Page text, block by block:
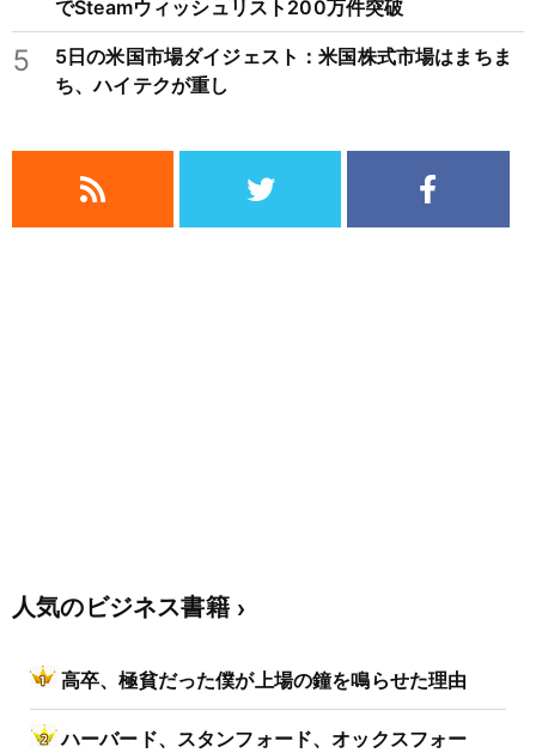
でSteamウィッシュリスト200万件突破
5
5日の米国市場ダイジェスト：米国株式市場はまちま
ち、ハイテクが重し
人気のビジネス書籍
高卒、極貧だった僕が上場の鐘を鳴らせた理由
ハーバード、スタンフォード、オックスフォー